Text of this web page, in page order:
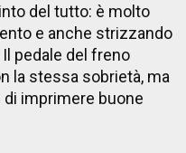
del tutto: è molto
e anche strizzando
pedale del freno
la stessa sobrietà, ma
imprimere buone